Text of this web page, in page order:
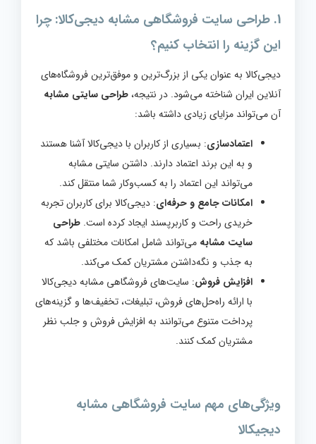
1. طراحی سایت فروشگاهی مشابه دیجی‌کالا: چرا
این گزینه را انتخاب کنیم؟
دیجی‌کالا به عنوان یکی از بزرگ‌ترین و موفق‌ترین فروشگاه‌های
آنلاین ایران شناخته می‌شود. در نتیجه،طراحی سایتی مشابه
آن می‌تواند مزایای زیادی داشته باشد:
اعتمادسازی: بسیاری از کاربران با دیجی‌کالا آشنا هستند
و به این برند اعتماد دارند. داشتن سایتی مشابه
می‌تواند این اعتماد را به کسب‌وکار شما منتقل کند.
امکانات جامع و حرفه‌ای: دیجی‌کالا برای کاربران تجربه
خریدی راحت و کاربرپسند ایجاد کرده است. طراحی
سایت مشابه می‌تواند شامل امکانات مختلفی باشد که
به جذب و نگه‌داشتن مشتریان کمک می‌کند.
افزایش فروش: سایت‌های فروشگاهی مشابه دیجی‌کالا
با ارائه راه‌حل‌های فروش، تبلیغات، تخفیف‌ها و گزینه‌های
پرداخت متنوع می‌توانند به افزایش فروش و جلب نظر
مشتریان کمک کنند.
ویژگی‌های مهم سایت فروشگاهی مشابه
دیجیکالا